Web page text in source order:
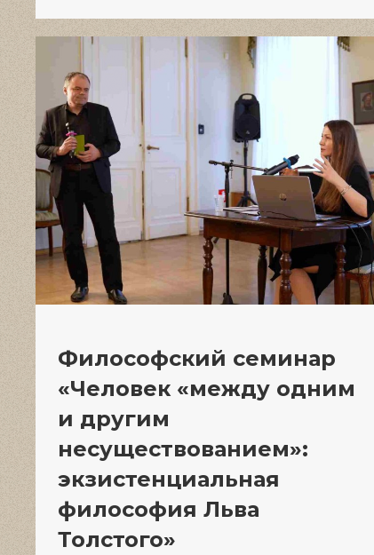
Философский семинар
«Человек «между одним
и другим
несуществованием»:
экзистенциальная
философия Льва
Толстого»